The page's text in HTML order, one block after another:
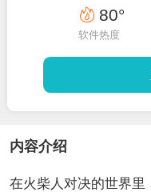
80°
软件热度
内容介绍
在火柴人对决的世界里